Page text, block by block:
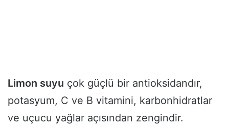
Limon suyu çok güçlü bir antioksidandır,
potasyum, C ve B vitamini, karbonhidratlar
ve uçucu yağlar açısından zengindir.